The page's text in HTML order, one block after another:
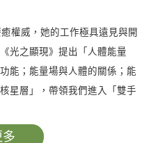
權威，她的工作極具遠見與開
光之顯現》提出「人體能量
能；能量場與人體的關係；能
星層」，帶領我們進入「雙手
。
多